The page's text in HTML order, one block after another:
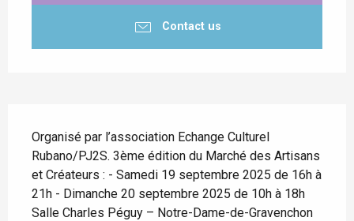
Contact us
Organisé par l’association Echange Culturel
Rubano/PJ2S. 3ème édition du Marché des Artisans
et Créateurs : - Samedi 19 septembre 2025 de 16h à
21h - Dimanche 20 septembre 2025 de 10h à 18h
Salle Charles Péguy – Notre-Dame-de-Gravenchon